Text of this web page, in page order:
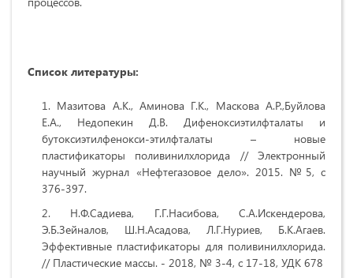
Список литературы:
Мазитова А.К., Аминова Г.К., Маскова А.Р.,Буйлова
Е.А., Недопекин Д.В. Дифеноксиэтилфталаты и
бутоксиэтилфенокси-этилфталаты – новые
пластификаторы поливинилхлорида // Электронный
научный журнал «Нефтегазовое дело». 2015. №5, с
376-397.
Н.Ф.Садиева, Г.Г.Насибова, С.А.Искендерова,
Э.Б.Зейналов, Ш.Н.Асадова, Л.Г.Нуриев, Б.К.Агаев.
Эффективные пластификаторы для поливинилхлорида.
// Пластические массы. - 2018, № 3-4, с 17-18, УДК 678